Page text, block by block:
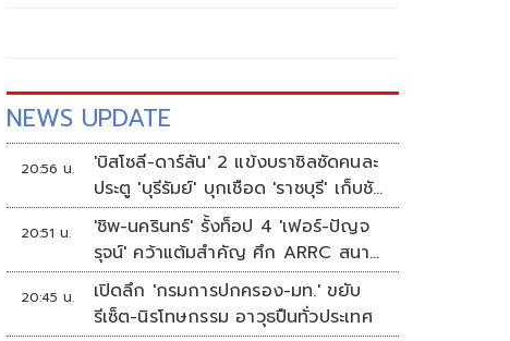
NEWS UPDATE
20:56 น.
'บิสโซลี-ดาร์ลัน' 2 แข้งบราซิลซัดคนละ
ประตู 'บุรีรัมย์' บุกเชือด 'ราชบุรี' เก็บชัย
อุ่นเครื่อง 4 นัดรวด
20:51 น.
'ชิพ-นครินทร์' รั้งท็อป 4 'เฟอร์-ปัญจ
รุจน์' คว้าแต้มสำคัญ ศึก ARRC สนาม
4 เรซ 2
20:45 น.
เปิดลึก 'กรมการปกครอง-มท.' ขยับ
รีเซ็ต-นิรโทษกรรม อาวุธปืนทั่วประเทศ